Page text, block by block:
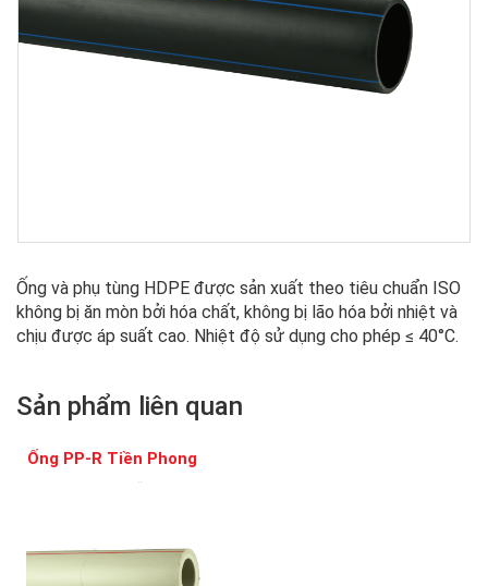
Ống và phụ tùng HDPE được sản xuất theo tiêu chuẩn ISO
không bị ăn mòn bởi hóa chất, không bị lão hóa bởi nhiệt và
chịu được áp suất cao. Nhiệt độ sử dụng cho phép ≤ 40°C.
Sản phẩm liên quan
Ống PP-R Tiền Phong